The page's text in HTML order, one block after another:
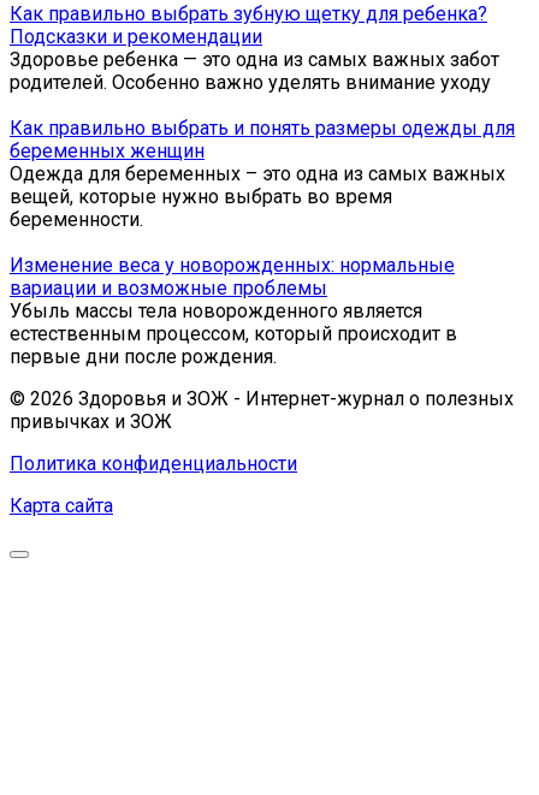
Как правильно выбрать зубную щетку для ребенка?
Подсказки и рекомендации
Здоровье ребенка — это одна из самых важных забот
родителей. Особенно важно уделять внимание уходу
Как правильно выбрать и понять размеры одежды для
беременных женщин
Одежда для беременных – это одна из самых важных
вещей, которые нужно выбрать во время
беременности.
Изменение веса у новорожденных: нормальные
вариации и возможные проблемы
Убыль массы тела новорожденного является
естественным процессом, который происходит в
первые дни после рождения.
© 2026 Здоровья и ЗОЖ - Интернет-журнал о полезных
привычках и ЗОЖ
Политика конфиденциальности
Карта сайта